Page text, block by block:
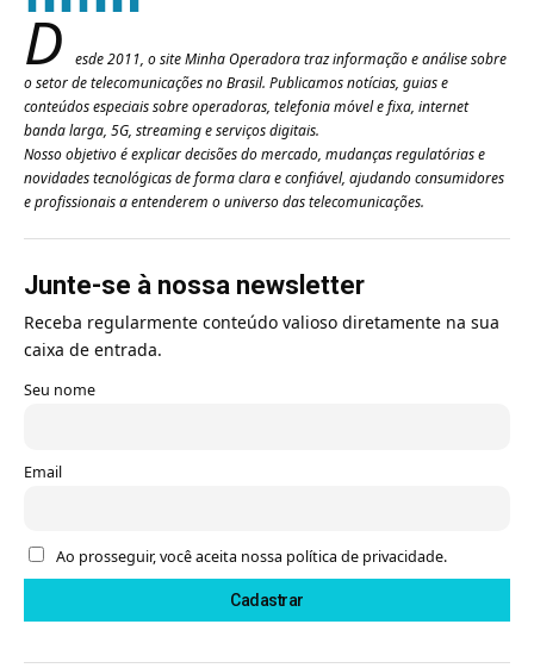
D
esde 2011, o site Minha Operadora traz informação e análise sobre
o setor de telecomunicações no Brasil. Publicamos notícias, guias e
conteúdos especiais sobre operadoras, telefonia móvel e fixa, internet
banda larga, 5G, streaming e serviços digitais.
Nosso objetivo é explicar decisões do mercado, mudanças regulatórias e
novidades tecnológicas de forma clara e confiável, ajudando consumidores
e profissionais a entenderem o universo das telecomunicações.
Junte-se à nossa newsletter
Receba regularmente conteúdo valioso diretamente na sua
caixa de entrada.
Seu nome
Email
Ao prosseguir, você aceita nossa política de privacidade.